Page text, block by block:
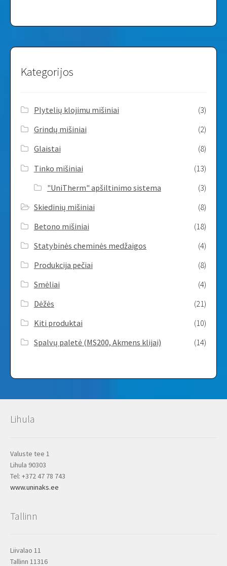
Kategorijos
Plytelių klojimu mišiniai
(3)
Grindų mišiniai
(2)
Glaistai
(8)
Tinko mišiniai
(13)
"UniTherm" apšiltinimo sistema
(3)
Skiedinių mišiniai
(8)
Betono mišiniai
(18)
Statybinės cheminės medžaigos
(4)
Produkcija pečiai
(8)
Smėliai
(4)
Dėžės
(21)
Kiti produktai
(10)
Spalvų paletė (MS200, Akmens klijai)
(14)
Lihula
Valuste tee 1
Lihula 90303
Tel: +372 47 78 743
www.uninaks.ee
Tallinn
Liivalao 11
Tallinn 11316